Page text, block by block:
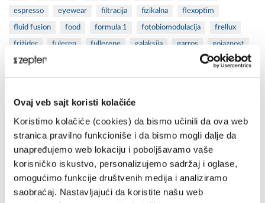
Ovaj veb sajt koristi kolačiće
Koristimo kolačiće (cookies) da bismo učinili da ova web
stranica pravilno funkcioniše i da bismo mogli dalje da
unapređujemo web lokaciju i poboljšavamo vaše
korisničko iskustvo, personalizujemo sadržaj i oglase,
omogućimo funkcije društvenih medija i analiziramo
saobraćaj. Nastavljajući da koristite našu web
espresso eyewear filtracija fizikalna flexoptim
fluid fusion food formula 1 fotobiomodulacija frellux
frižider fuleren fullerene galaksija garros gojaznost
healt health herpes zoster
hiperpolarizovana svetlost hipersvetlosna
inspirisan International ishrana izazov javnost joni
kettler kitchen koncentracija konkurs
kontaminati Kozmetika Kreativni krema za suncanje
kuvalo kuvanje la danza lečenje ledjima